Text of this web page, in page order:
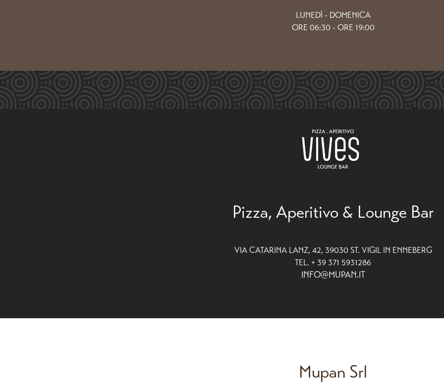
LUNEDÌ - DOMENICA
ORE 06:30 - ORE 19:00
Pizza, Aperitivo & Lounge Bar
VIA CATARINA LANZ, 42, 39030 ST. VIGIL IN ENNEBERG
TEL. + 39 371 5931286
INFO@MUPAN.IT
Mupan Srl